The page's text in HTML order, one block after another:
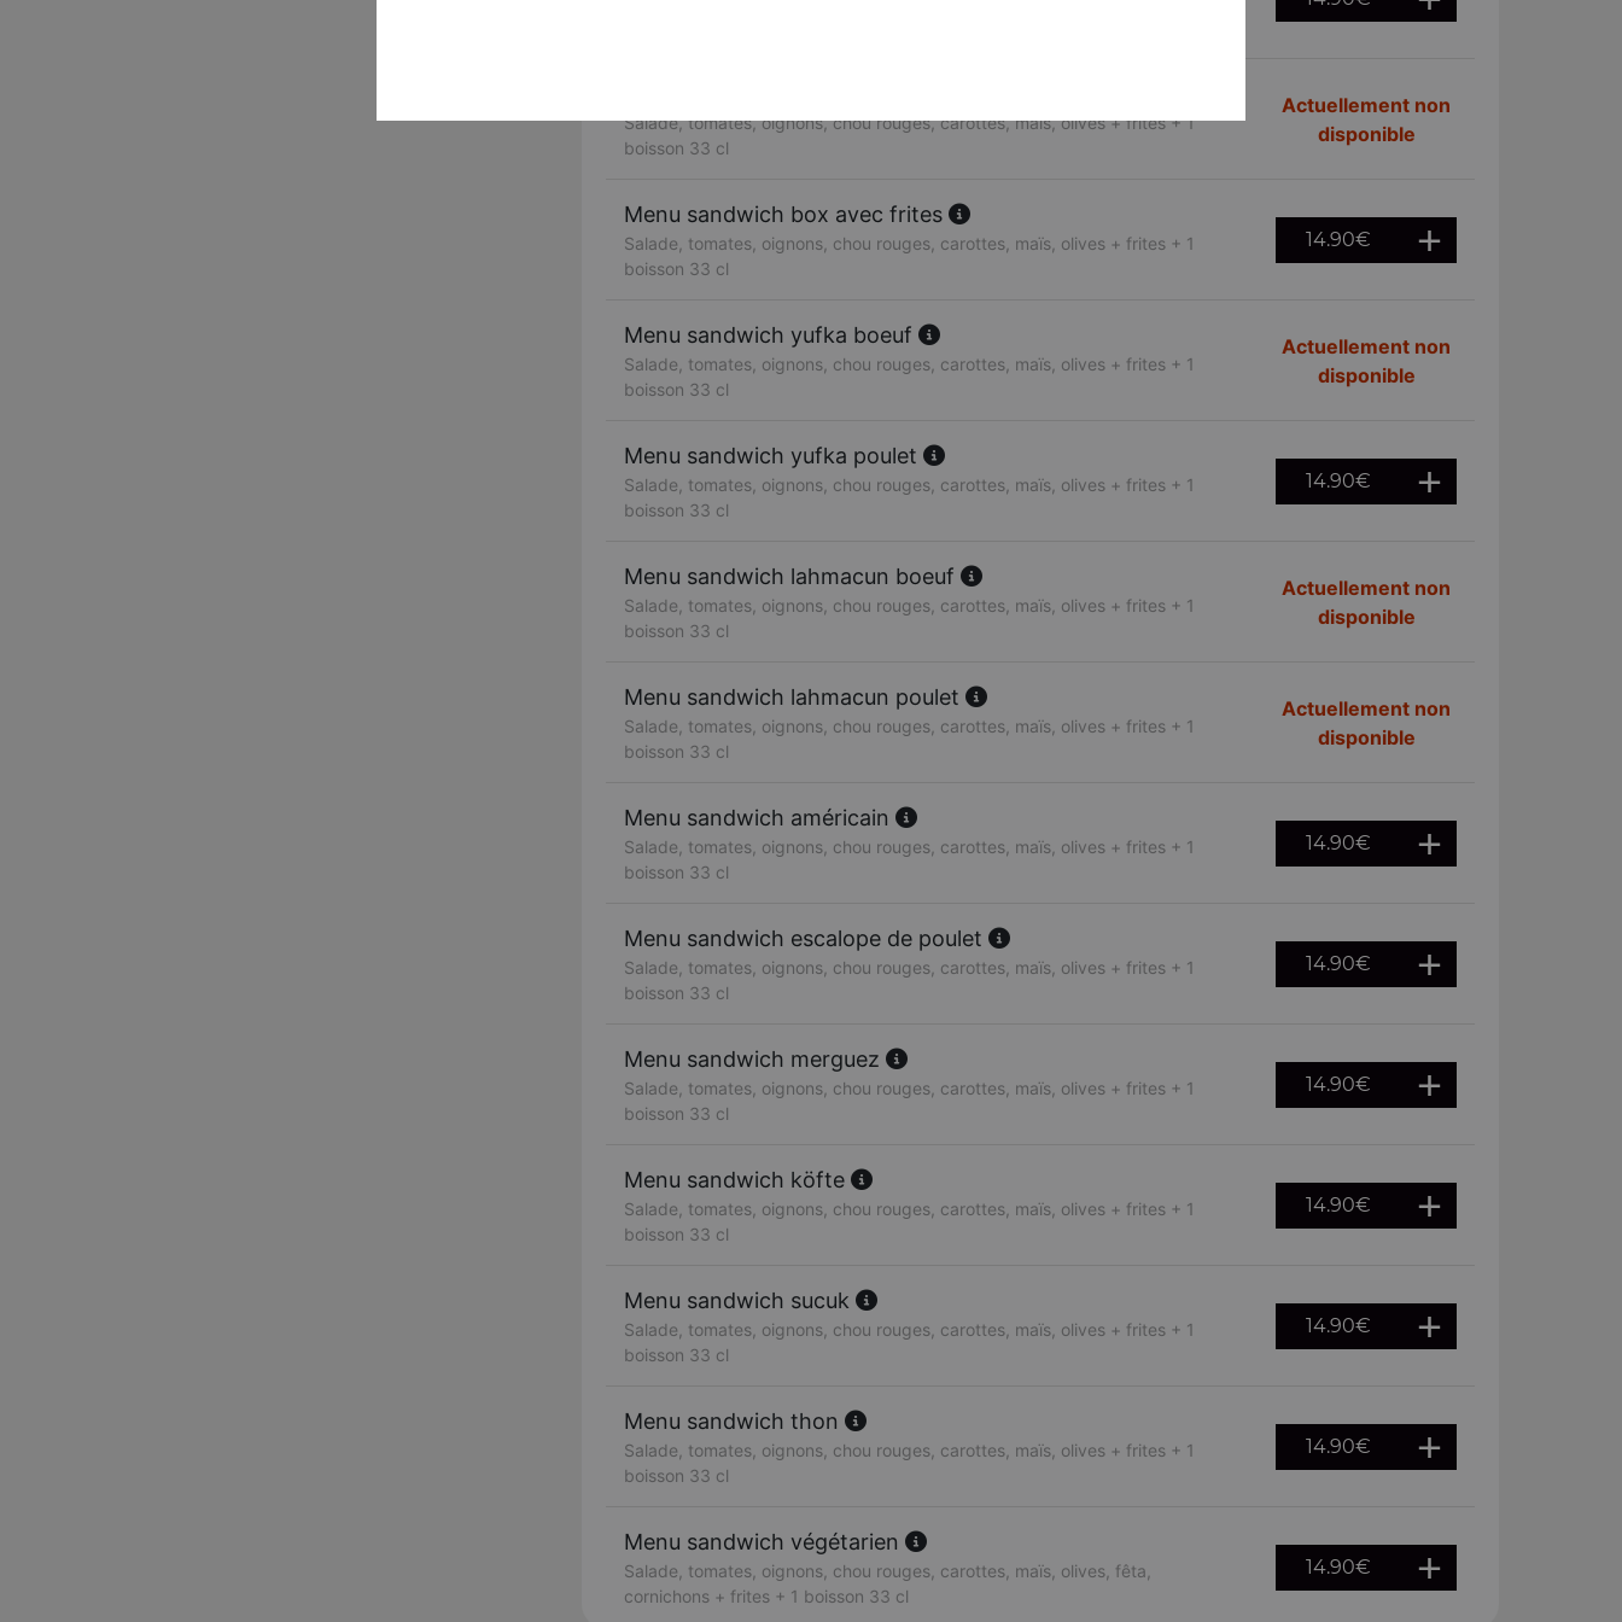
Salade, tomates, oignons, chou rouges, carottes, maïs, olives + frites + 1
boisson 33 cl
Actuellement non
disponible
Menu sandwich box avec frites
Salade, tomates, oignons, chou rouges, carottes, maïs, olives + frites + 1
boisson 33 cl
14.90€
Menu sandwich yufka boeuf
Salade, tomates, oignons, chou rouges, carottes, maïs, olives + frites + 1
boisson 33 cl
Actuellement non
disponible
Menu sandwich yufka poulet
Salade, tomates, oignons, chou rouges, carottes, maïs, olives + frites + 1
boisson 33 cl
14.90€
Menu sandwich lahmacun boeuf
Salade, tomates, oignons, chou rouges, carottes, maïs, olives + frites + 1
boisson 33 cl
Actuellement non
disponible
Menu sandwich lahmacun poulet
Salade, tomates, oignons, chou rouges, carottes, maïs, olives + frites + 1
boisson 33 cl
Actuellement non
disponible
Menu sandwich américain
Salade, tomates, oignons, chou rouges, carottes, maïs, olives + frites + 1
boisson 33 cl
14.90€
Menu sandwich escalope de poulet
Salade, tomates, oignons, chou rouges, carottes, maïs, olives + frites + 1
boisson 33 cl
14.90€
Menu sandwich merguez
Salade, tomates, oignons, chou rouges, carottes, maïs, olives + frites + 1
boisson 33 cl
14.90€
Menu sandwich köfte
Salade, tomates, oignons, chou rouges, carottes, maïs, olives + frites + 1
boisson 33 cl
14.90€
Menu sandwich sucuk
Salade, tomates, oignons, chou rouges, carottes, maïs, olives + frites + 1
boisson 33 cl
14.90€
Menu sandwich thon
Salade, tomates, oignons, chou rouges, carottes, maïs, olives + frites + 1
boisson 33 cl
14.90€
Menu sandwich végétarien
Salade, tomates, oignons, chou rouges, carottes, maïs, olives, fêta,
cornichons + frites + 1 boisson 33 cl
14.90€